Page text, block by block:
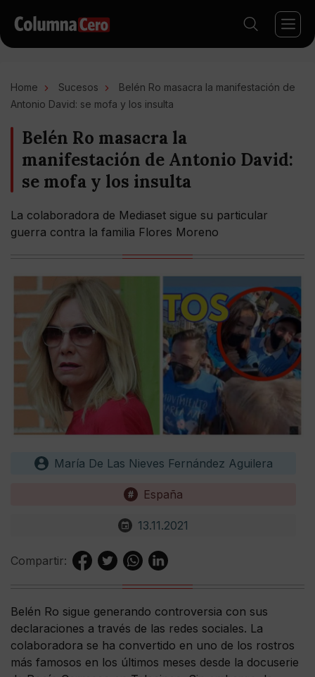
Home Sucesos
Belén Ro masacra la manifestación de
Antonio David: se mofa y los insulta
Belén Ro masacra la
manifestación de Antonio David:
se mofa y los insulta
La colaboradora de Mediaset sigue su particular
guerra contra la familia Flores Moreno
María De Las Nieves Fernández Aguilera
España
13.11.2021
Compartir:
Belén Ro sigue generando controversia con sus
declaraciones a través de las redes sociales. La
colaboradora se ha convertido en uno de los rostros
más famosos en los últimos meses desde la docuserie